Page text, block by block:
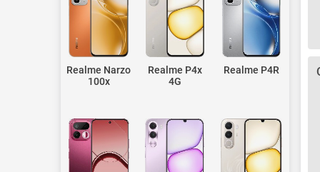
Realme Narzo
100x
Realme P4x
4G
Realme P4R